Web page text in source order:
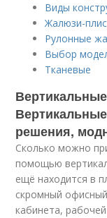
Виды
Жалюзи-
Рулонные
Выбор
Тканевые
решения,
Сколько можно
помощью
ещё находится в
скромный
кабинета,